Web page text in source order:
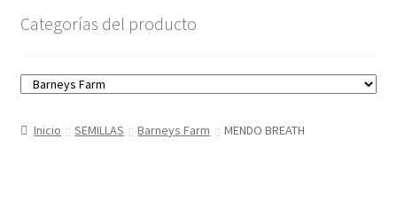
Carrito
Mi cuenta
Categorías del producto
Inicio SEMILLAS Barneys Farm MENDO BREATH